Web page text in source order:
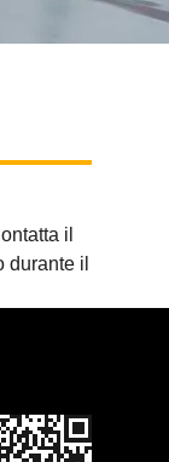
il
durante il